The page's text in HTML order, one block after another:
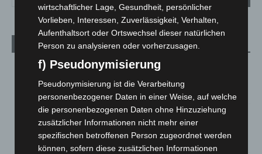
Aktuelle Beiträge
Kunst trifft Weingenuss: Barbara-Susann Mehring zeigt ihre
A2: Zweite Turbobaustelle startet zwischen Hannover-West
und Bothfeld
8. August 2026
wirtschaftlicher Lage, Gesundheit, persönlicher
Vorlieben, Interessen, Zuverlässigkeit, Verhalten,
Aufenthaltsort oder Ortswechsel dieser natürlichen
Person zu analysieren oder vorherzusagen.
f) Pseudonymisierung
Pseudonymisierung ist die Verarbeitung
personenbezogener Daten in einer Weise, auf welche
die personenbezogenen Daten ohne Hinzuziehung
zusätzlicher Informationen nicht mehr einer
spezifischen betroffenen Person zugeordnet werden
können, sofern diese zusätzlichen Informationen